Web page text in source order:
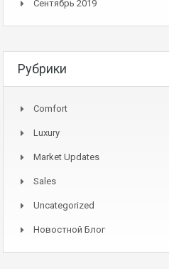
Сентябрь 2019
Рубрики
Comfort
Luxury
Market Updates
Sales
Uncategorized
Новостной Блог